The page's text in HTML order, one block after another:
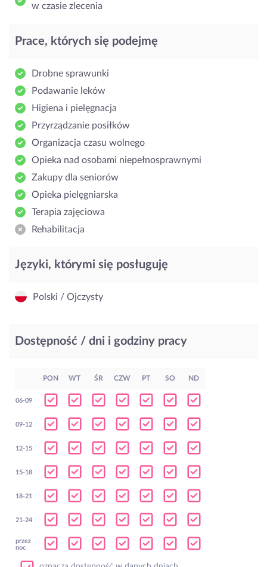
w czasie zlecenia
Prace, których się podejmę
Drobne sprawunki
Podawanie leków
Higiena i pielęgnacja
Przyrządzanie posiłków
Organizacja czasu wolnego
Opieka nad osobami niepełnosprawnymi
Zakupy dla seniorów
Opieka pielęgniarska
Terapia zajęciowa
Rehabilitacja
Języki, którymi się posługuję
Polski / Ojczysty
Dostępność / dni i godziny pracy
PON WT ŚR CZW PT SO ND
06-09
09-12
12-15
15-18
18-21
21-24
przez
noc